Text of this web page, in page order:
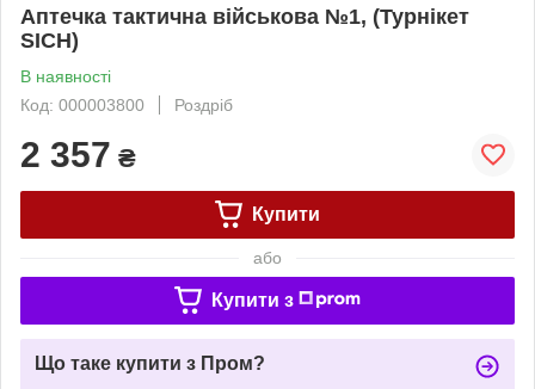
Аптечка тактична військова №1, (Турнікет
SICH)
В наявності
Код: 000003800
Роздріб
2 357 ₴
Купити
або
Купити з
Що таке купити з Пром?